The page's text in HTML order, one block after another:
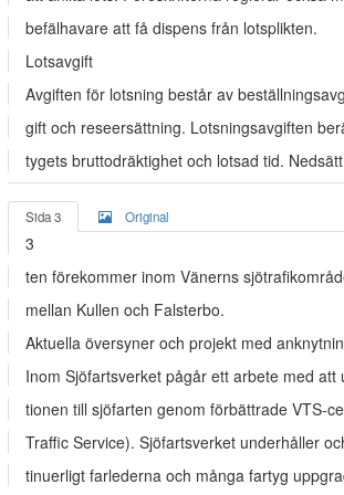
befälhavare att få dispens från lotsplikten.
Lotsavgift
Avgiften för lotsning består av
gift och reseersättning. Lotsningsavgiften
tygets bruttodräktighet och lotsad tid.
Sida 3 Original
3
ten förekommer inom Vänerns
mellan Kullen och Falsterbo.
Aktuella översyner och projekt med
Inom Sjöfartsverket pågår ett arbete med att
tionen till sjöfarten genom förbättrade VTS-
Traffic Service). Sjöfartsverket underhåller
tinuerligt farlederna och många fartyg